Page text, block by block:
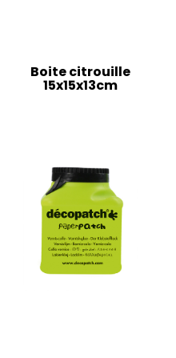
Boite citrouille
15x15x13cm